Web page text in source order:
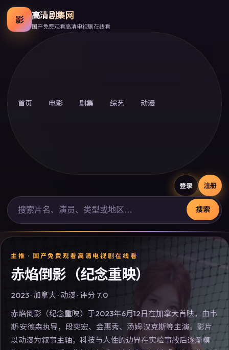
影 高清剧集网
国产免费观看高清电视剧在线看
首页 电影 剧集 综艺 动漫
登录 注册
搜索
主推 · 国产免费观看高清电视剧在线看
赤焰倒影（纪念重映）
2023·加拿大· 动漫 · 评分 7.0
赤焰倒影（纪念重映）于2023年6月12日在加拿大首映，由韦
斯·安德森执导，段奕宏、金惠秀、汤姆·汉克斯等主演。影片
以动漫为叙事主轴，科技与人性的边界在实验事故后逐渐模